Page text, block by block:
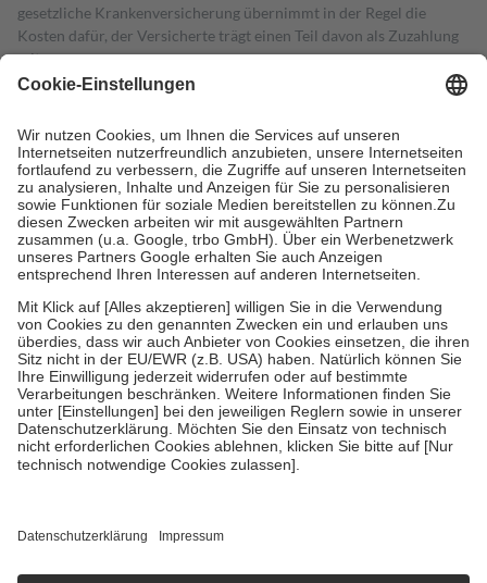
gesetzliche Krankenversicherung übernimmt in der Regel die
Kosten dafür, der Versicherte trägt einen Teil davon als Zuzahlung
mit.
Grundsätzlich leisten Mitglieder Zuzahlungen in Höhe von zehn
höchstens zehn Euro.
Es sind jedoch nie mehr als die tatsächlichen
Kosten der Leistung zu entrichten.
Diese Regeln gelten grundsätzlich auch für Online-Apotheken.
Bei Heilmitteln und häuslicher Krankenpflege beträgt die
Zuzahlung zehn Prozent der Kosten sowie zehn Euro je
Verordnung.
Um das Engagement der Versicherten für ihre eigene Gesundheit zu
stärken und die besondere Stellung der Familie zu unterstützen,
fallenkeine Zuzahlungenan bei:
• Kindern und Jugendlichen bis zum vollendeten 18. Lebensjahr
mit Ausnahme der Fahrkosten
• Untersuchungen zur Vorsorge und Früherkennung, die von der
GKV getragen werden
• empfohlenen Schutzimpfungen
• Harn- und Blutteststreifen
getroffen, um sicherzustellen, dass es sich um echte Bewertungen
https://help.etrusted.com/hc/de/articles/4419944605341